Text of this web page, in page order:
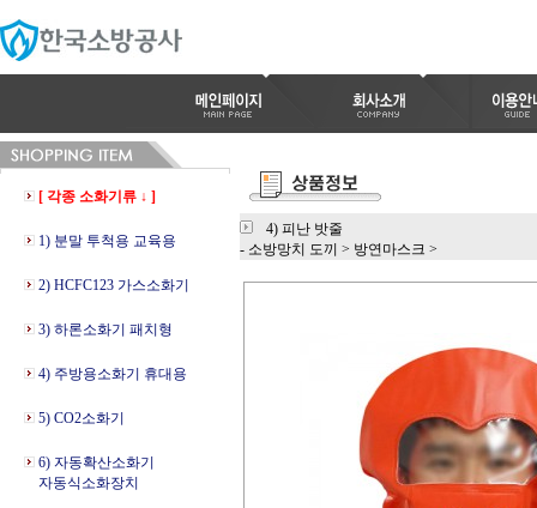
[ 각종 소화기류 ↓ ]
1) 분말 투척용 교육용
2) HCFC123 가스소화기
3) 하론소화기 패치형
4) 주방용소화기 휴대용
5) CO2소화기
6) 자동확산소화기
자동식소화장치
4) 피난 밧줄
- 소방망치 도끼 > 방연마스크 >